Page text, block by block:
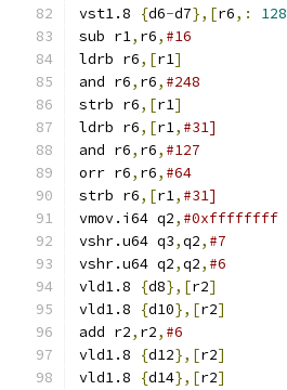
vst1.8
{d6-d7},[r6,: 128
sub r1, r6, #16
ldrb r6,[r1]
and r6, r6, #248
strb r6,[r1]
ldrb r6,[r1, #31]
and r6, r6, #127
orr r6, r6, #64
strb r6,[r1, #31]
vmov.i64 q2, #0xffffffff
vshr.u64 q3,q2, #7
vshr.u64 q2,q2, #6
vld1.8
{d8},[r2]
vld1.8
{d10},[r2]
add r2, r2, #6
vld1.8
{d12},[r2]
vld1.8
{d14},[r2]